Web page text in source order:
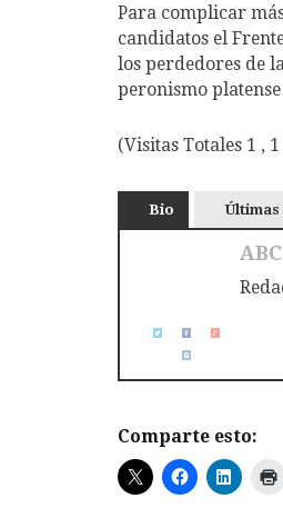
Para complicar
candidatos el
los perdedores de
peronismo
(Visitas Totales 1 ,
Bio
Comparte esto: